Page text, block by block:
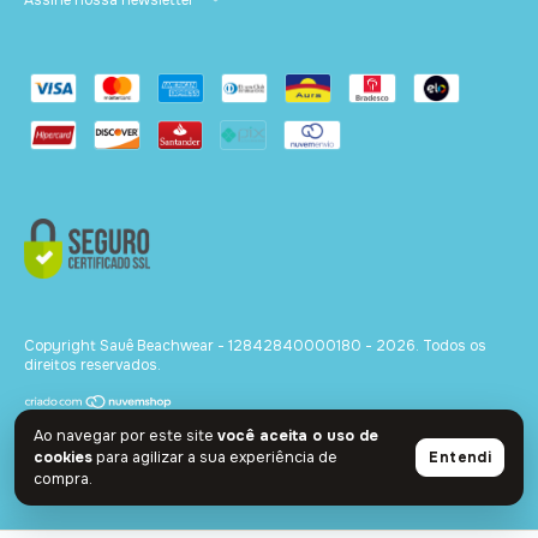
Ao navegar por este site você aceita o uso de
cookiespara agilizar a sua experiência de
compra.
Entendi
Copyright Sauê Beachwear - 12842840000180 - 2026. Todos os
direitos reservados.